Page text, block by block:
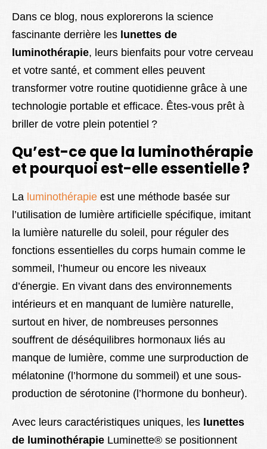
Dans ce blog, nous explorerons la science
fascinante derrière les lunettes de
luminothérapie, leurs bienfaits pour votre cerveau
et votre santé, et comment elles peuvent
transformer votre routine quotidienne grâce à une
technologie portable et efficace. Êtes-vous prêt à
briller de votre plein potentiel ?
Qu’est-ce que la luminothérapie
et pourquoi est-elle essentielle ?
La luminothérapie est une méthode basée sur
l’utilisation de lumière artificielle spécifique, imitant
la lumière naturelle du soleil, pour réguler des
fonctions essentielles du corps humain comme le
sommeil, l’humeur ou encore les niveaux
d’énergie. En vivant dans des environnements
intérieurs et en manquant de lumière naturelle,
surtout en hiver, de nombreuses personnes
souffrent de déséquilibres hormonaux liés au
manque de lumière, comme une surproduction de
mélatonine (l’hormone du sommeil) et une sous-
production de sérotonine (l’hormone du bonheur).
Avec leurs caractéristiques uniques, les lunettes
de luminothérapie Luminette® se positionnent